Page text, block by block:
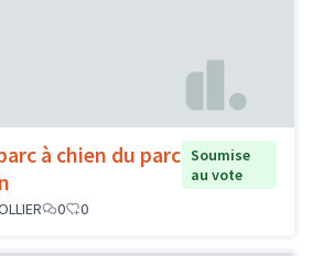
à chien du parc Soumise
au vote
0 0